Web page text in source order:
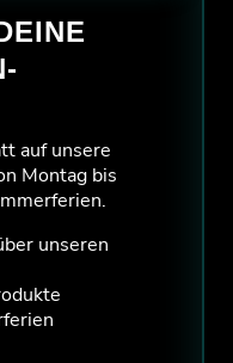
auf unsere
Montag bis
unseren